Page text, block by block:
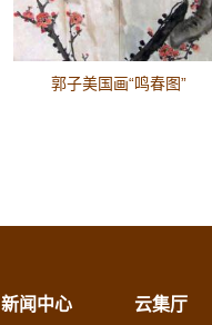
郭子美国画“鸣春图”
新闻中心 云集厅